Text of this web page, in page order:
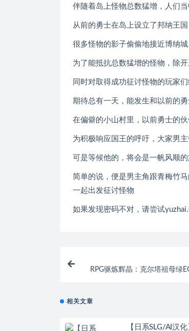
伴随着岛上怪物总数猛增，人们
从前的勇士在岛上设立了邦纳王
很多怪物的影子偷偷地接近博纳城
为了能抵抗总数猛增的怪物，除
同时对取得成功征讨怪物的玩家
期待总有一天，能发生和以前的
在偏僻的小山村里，以前勇士的
为积极响应国王的呼吁，大家男
可是等候他的，将会是一帆风顺的
简单的说，便是男主角跟青梅竹
一起出发征讨怪物
如果发现密码不对，请尝试
RPG驱炼辉晶：克尔塔祖母绿
相关文章
【日系SLG/AI汉